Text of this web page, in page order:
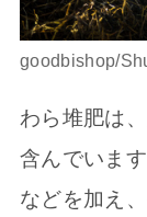
goodbishop/
わら堆肥は
含んでいま
などを加え